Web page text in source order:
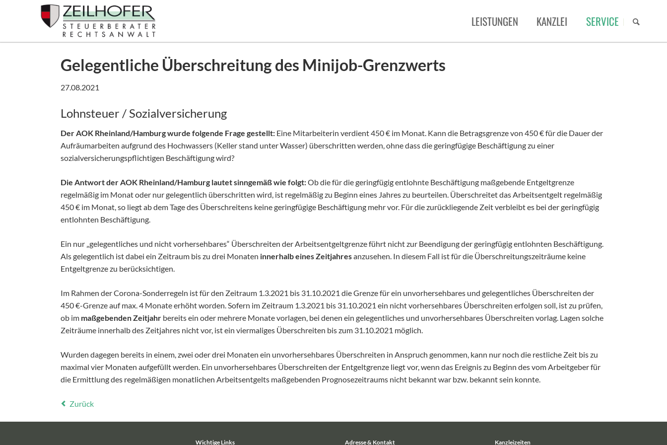
SUCHEN LEISTUNGEN KANZLEI SERVICE
DATEV ARBEITNEHMER ONLINE
Gelegentliche Überschreitung des Minijob-Grenzwerts
27.08.2021
Lohnsteuer / Sozialversicherung
Der AOK Rheinland/Hamburg wurde folgende Frage gestellt: Eine Mitarbeiterin verdient 450 € im Monat. Kann die Betragsgrenze von 450 € für die Dauer der
Aufräumarbeiten aufgrund des Hochwassers (Keller stand unter Wasser) überschritten werden, ohne dass die geringfügige Beschäftigung zu einer
sozialversicherungspflichtigen Beschäftigung wird?
Die Antwort der AOK Rheinland/Hamburg lautet sinngemäß wie folgt:Ob die für die geringfügig entlohnte Beschäftigung maßgebende Entgeltgrenze
regelmäßig im Monat oder nur gelegentlich überschritten wird, ist regelmäßig zu Beginn eines Jahres zu beurteilen. Überschreitet das Arbeitsentgelt regelmäßig
450 € im Monat, so liegt ab dem Tage des Überschreitens keine geringfügige Beschäftigung mehr vor. Für die zurückliegende Zeit verbleibt es bei der geringfügig
entlohnten Beschäftigung.
Ein nur „gelegentliches und nicht vorhersehbares“ Überschreiten der Arbeitsentgeltgrenze führt nicht zur Beendigung der geringfügig entlohnten Beschäftigung.
Als gelegentlich ist dabei ein Zeitraum bis zu drei Monaten innerhalb eines Zeitjahresanzusehen. In diesem Fall ist für die Überschreitungszeiträume keine
Entgeltgrenze zu berücksichtigen.
Im Rahmen der Corona-Sonderregeln ist für den Zeitraum 1.3.2021 bis 31.10.2021 die Grenze für ein unvorhersehbares und gelegentliches Überschreiten der
450 €-Grenze auf max. 4 Monate erhöht worden. Sofern im Zeitraum 1.3.2021 bis 31.10.2021 ein nicht vorhersehbares Überschreiten erfolgen soll, ist zu prüfen,
ob im maßgebenden Zeitjahr bereits ein oder mehrere Monate vorlagen, bei denen ein gelegentliches und unvorhersehbares Überschreiten vorlag. Lagen solche
Zeiträume innerhalb des Zeitjahres nicht vor, ist ein viermaliges Überschreiten bis zum 31.10.2021 möglich.
Wurden dagegen bereits in einem, zwei oder drei Monaten ein unvorhersehbares Überschreiten in Anspruch genommen, kann nur noch die restliche Zeit bis zu
maximal vier Monaten aufgefüllt werden. Ein unvorhersehbares Überschreiten der Entgeltgrenze liegt vor, wenn das Ereignis zu Beginn des vom Arbeitgeber für
die Ermittlung des regelmäßigen monatlichen Arbeitsentgelts maßgebenden Prognosezeitraums nicht bekannt war bzw. bekannt sein konnte.
Zurück
Wichtige Links Adresse & Kontakt Kanzleizeiten